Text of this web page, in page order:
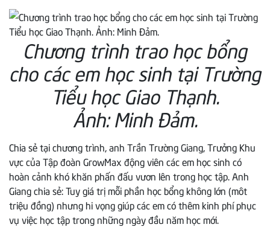
Chương trình trao học bổng
cho các em học sinh tại Trường
Tiểu học Giao Thạnh.
Ảnh: Minh Đảm.
Chia sẻ tại chương trình, anh Trần Trường Giang, Trưởng Khu
vực của Tập đoàn GrowMax động viên các em học sinh có
hoàn cảnh khó khăn phấn đấu vươn lên trong học tập. Anh
Giang chia sẻ: Tuy giá trị mỗi phần học bổng không lớn (môt
triệu đồng) nhưng hi vọng giúp các em có thêm kinh phí phục
vụ việc học tập trong những ngày đầu năm học mới.